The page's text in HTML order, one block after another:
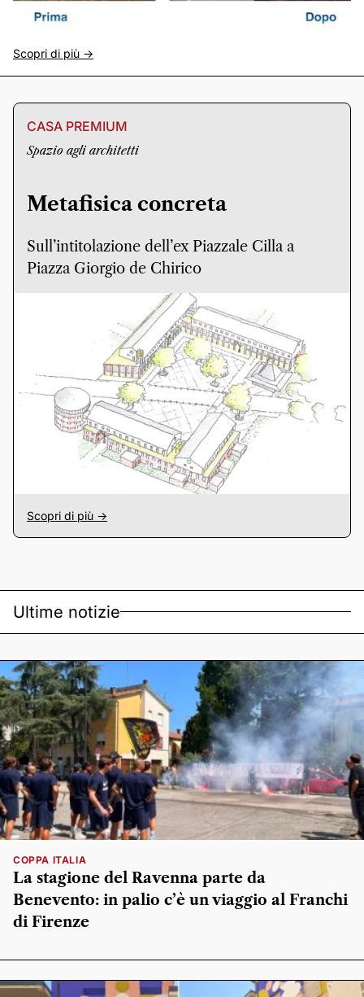
Scopri di più ->
CASA PREMIUM
Spazio agli architetti
Metafisica concreta
Sull’intitolazione dell’ex Piazzale Cilla a
Piazza Giorgio de Chirico
Scopri di più ->
Ultime notizie
COPPA ITALIA
La stagione del Ravenna parte da
Benevento: in palio c’è un viaggio al Franchi
di Firenze